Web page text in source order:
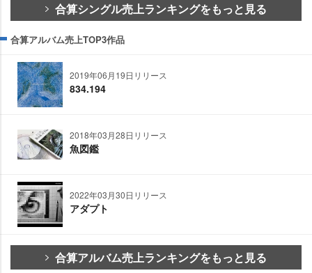
合算シングル売上ランキングをもっと見る
合算アルバム売上TOP3作品
2019年06月19日リリース
834.194
2018年03月28日リリース
魚図鑑
2022年03月30日リリース
アダプト
合算アルバム売上ランキングをもっと見る